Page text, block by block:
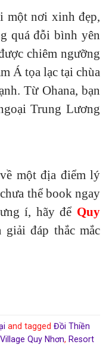
một nơi xinh đẹp,
quá đỗi bình yên
chiêm ngưỡng
Á tọa lạc tại chùa
Từ Ohana, bạn
Trung Lương
một địa điểm lý
thể book ngay
í, hãy để Quy
đáp thắc mắc
and tagged Đồi Thiền
Quy Nhơn, Resort